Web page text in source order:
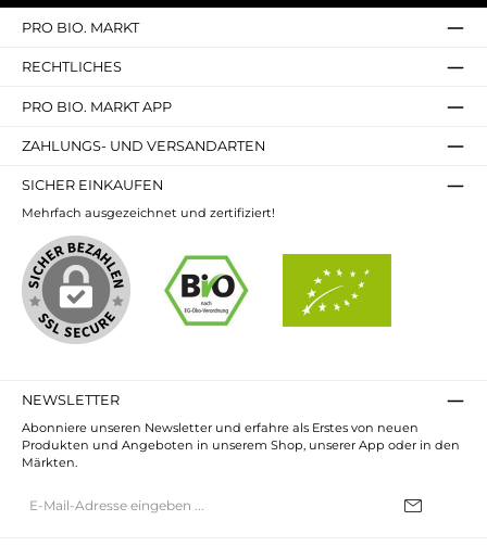
PRO BIO. MARKT
RECHTLICHES
PRO BIO. MARKT APP
ZAHLUNGS- UND VERSANDARTEN
SICHER EINKAUFEN
Mehrfach ausgezeichnet und zertifiziert!
NEWSLETTER
Abonniere unseren Newsletter und erfahre als Erstes von neuen
Produkten und Angeboten in unserem Shop, unserer App oder in den
Märkten.
Mail-